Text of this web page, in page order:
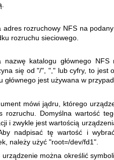
adres rozruchowy NFS na
rozruchu sieciowego.
nazwę katalogu głównego
się od "/", "," lub cyfry, to jest
głównego jest używana w
mówi jądru, którego
rozruchu. Domyślna wartość
i zwykle jest wartością
nadpisać tę wartość i
należy użyć "root=/dev/fd1".
urządzenie można określić